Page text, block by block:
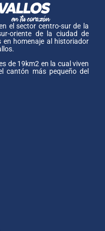
el sector centro-sur de la
oriente de la ciudad de
homenaje al historiador
de 19km2 en la cual viven
cantón más pequeño del